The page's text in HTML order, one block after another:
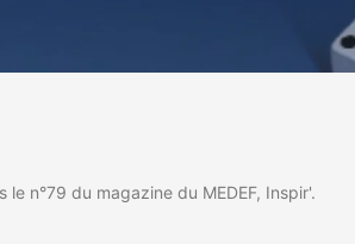
n°79 du magazine du MEDEF, Inspir'.